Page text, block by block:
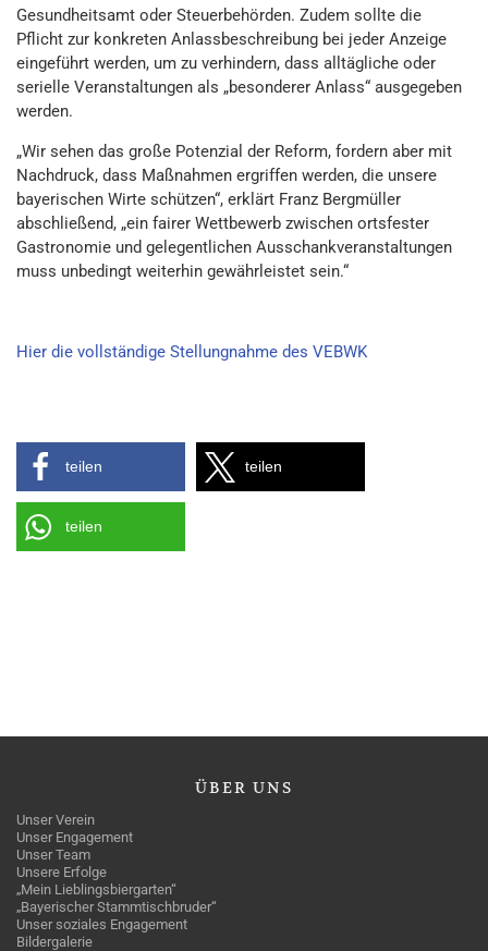
Gesundheitsamt oder Steuerbehörden. Zudem sollte die
Pflicht zur konkreten Anlassbeschreibung bei jeder Anzeige
eingeführt werden, um zu verhindern, dass alltägliche oder
serielle Veranstaltungen als „besonderer Anlass“ ausgegeben
werden.
„Wir sehen das große Potenzial der Reform, fordern aber mit
Nachdruck, dass Maßnahmen ergriffen werden, die unsere
bayerischen Wirte schützen“, erklärt Franz Bergmüller
abschließend, „ein fairer Wettbewerb zwischen ortsfester
Gastronomie und gelegentlichen Ausschankveranstaltungen
muss unbedingt weiterhin gewährleistet sein.“
Hier die vollständige Stellungnahme des VEBWK
teilen teilen
teilen
ÜBER UNS
Unser Verein
Unser Engagement
Unser Team
Unsere Erfolge
„Mein Lieblingsbiergarten“
„Bayerischer Stammtischbruder“
Unser soziales Engagement
Bildergalerie